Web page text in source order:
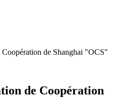
Coopération de Shanghai "OCS"
de Coopération